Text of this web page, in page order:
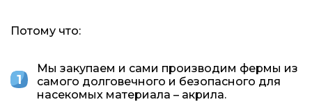
Потому что:
Мы закупаем и сами производим фермы из
самого долговечного и безопасного для
насекомых материала – акрила.